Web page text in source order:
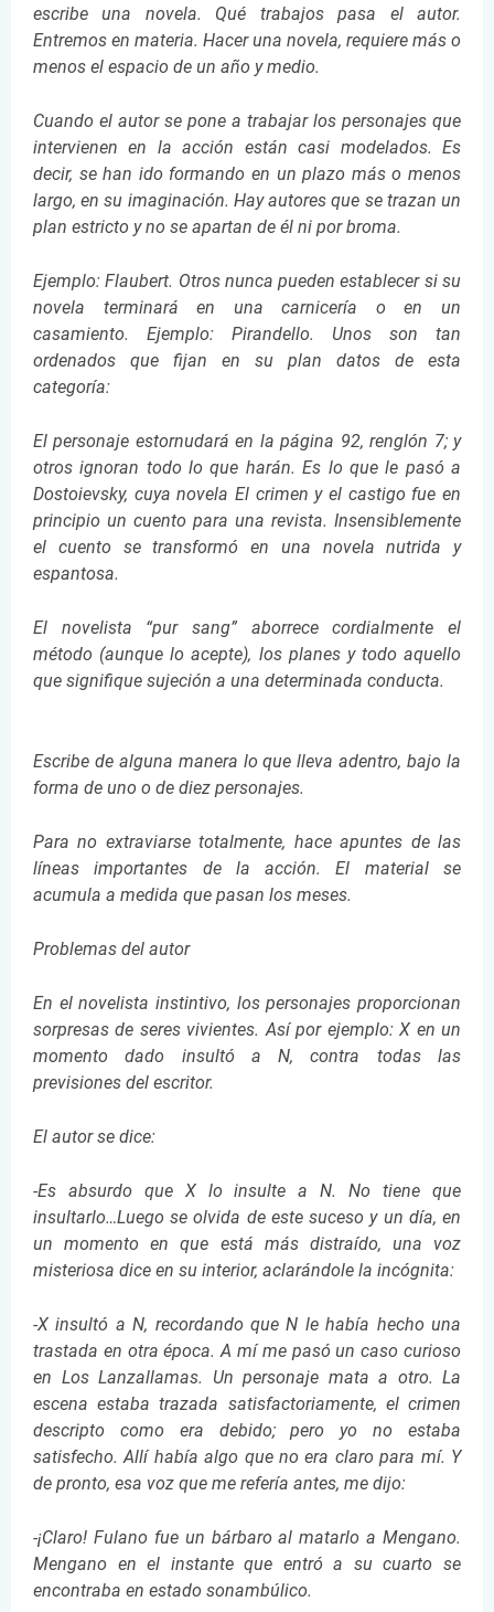
escribe una novela. Qué trabajos pasa el autor.
Entremos en materia. Hacer una novela, requiere más o
menos el espacio de un año y medio.
Cuando el autor se pone a trabajar los personajes que
intervienen en la acción están casi modelados. Es
decir, se han ido formando en un plazo más o menos
largo, en su imaginación. Hay autores que se trazan un
plan estricto y no se apartan de él ni por broma.
Ejemplo: Flaubert. Otros nunca pueden establecer si su
novela terminará en una carnicería o en un
casamiento. Ejemplo: Pirandello. Unos son tan
ordenados que fijan en su plan datos de esta
categoría:
El personaje estornudará en la página 92, renglón 7; y
otros ignoran todo lo que harán. Es lo que le pasó a
Dostoievsky, cuya novela El crimen y el castigo fue en
principio un cuento para una revista. Insensiblemente
el cuento se transformó en una novela nutrida y
espantosa.
El novelista “pur sang” aborrece cordialmente el
método (aunque lo acepte), los planes y todo aquello
que signifique sujeción a una determinada conducta.
Escribe de alguna manera lo que lleva adentro, bajo la
forma de uno o de diez personajes.
Para no extraviarse totalmente, hace apuntes de las
líneas importantes de la acción. El material se
acumula a medida que pasan los meses.
Problemas del autor
En el novelista instintivo, los personajes proporcionan
sorpresas de seres vivientes. Así por ejemplo: X en un
momento dado insultó a N, contra todas las
previsiones del escritor.
El autor se dice:
-Es absurdo que X lo insulte a N. No tiene que
insultarlo…Luego se olvida de este suceso y un día, en
un momento en que está más distraído, una voz
misteriosa dice en su interior, aclarándole la incógnita:
-X insultó a N, recordando que N le había hecho una
trastada en otra época. A mí me pasó un caso curioso
en Los Lanzallamas. Un personaje mata a otro. La
escena estaba trazada satisfactoriamente, el crimen
descripto como era debido; pero yo no estaba
satisfecho. Allí había algo que no era claro para mí. Y
de pronto, esa voz que me refería antes, me dijo:
-¡Claro! Fulano fue un bárbaro al matarlo a Mengano.
Mengano en el instante que entró a su cuarto se
encontraba en estado sonambúlico.